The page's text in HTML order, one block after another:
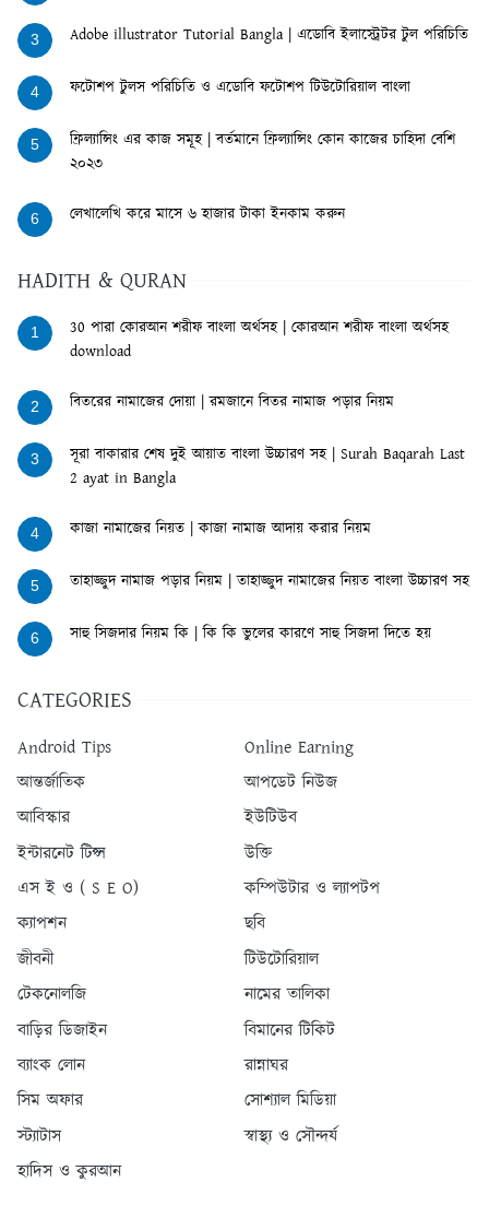
3 Adobe illustrator Tutorial Bangla | এডোবি ইলাস্ট্রেটর টুল পরিচিতি
4 ফটোশপ টুলস পরিচিতি ও এডোবি ফটোশপ টিউটোরিয়াল বাংলা
5
ফ্রিল্যান্সিং এর কাজ সমূহ | বর্তমানে ফ্রিল্যান্সিং কোন কাজের চাহিদা বেশি
২০২৩
6 লেখালেখি করে মাসে ৬ হাজার টাকা ইনকাম করুন
HADITH & QURAN
1
30 পারা কোরআন শরীফ বাংলা অর্থসহ | কোরআন শরীফ বাংলা অর্থসহ
download
2 বিতরের নামাজের দোয়া | রমজানে বিতর নামাজ পড়ার নিয়ম
3
সূরা বাকারার শেষ দুই আয়াত বাংলা উচ্চারণ সহ | Surah Baqarah Last
2 ayat in Bangla
4 কাজা নামাজের নিয়ত | কাজা নামাজ আদায় করার নিয়ম
5 তাহাজ্জুদ নামাজ পড়ার নিয়ম | তাহাজ্জুদ নামাজের নিয়ত বাংলা উচ্চারণ সহ
6 সাহু সিজদার নিয়ম কি | কি কি ভুলের কারণে সাহু সিজদা দিতে হয়
CATEGORIES
Android Tips
Online Earning
আন্তর্জাতিক
আপডেট নিউজ
আবিস্কার
ইউটিউব
ইন্টারনেট টিপ্স
উক্তি
এস ই ও ( S E O)
কম্পিউটার ও ল্যাপটপ
ক্যাপশন
ছবি
জীবনী
টিউটোরিয়াল
টেকনোলজি
নামের তালিকা
বাড়ির ডিজাইন
বিমানের টিকিট
ব্যাংক লোন
রান্নাঘর
সিম অফার
সোশ্যাল মিডিয়া
স্ট্যাটাস
স্বাস্থ্য ও সৌন্দর্য
হাদিস ও কুরআন